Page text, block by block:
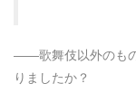
――歌舞伎以外のも
りましたか？